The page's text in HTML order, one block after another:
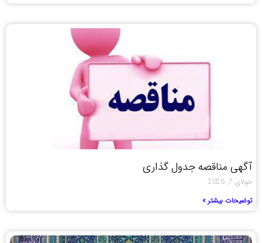
آگهی مناقصه جدول گذاری
جولای 7, 2026
توضیحات بیشتر »